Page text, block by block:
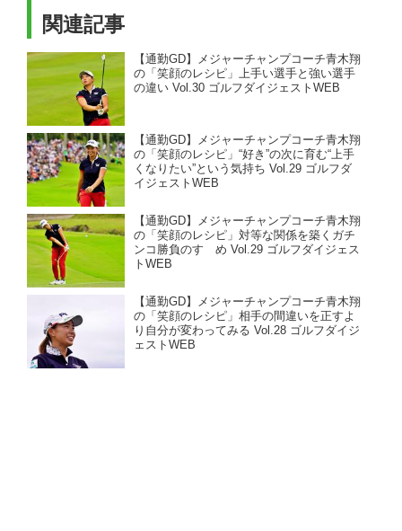
関連記事
【通勤GD】メジャーチャンプコーチ青木翔
の「笑顔のレシピ」上手い選手と強い選手
の違い Vol.30 ゴルフダイジェストWEB
【通勤GD】メジャーチャンプコーチ青木翔
の「笑顔のレシピ」“好き”の次に育む“上手
くなりたい”という気持ち Vol.29 ゴルフダ
イジェストWEB
【通勤GD】メジャーチャンプコーチ青木翔
の「笑顔のレシピ」対等な関係を築くガチ
ンコ勝負のすゝめ Vol.29 ゴルフダイジェス
トWEB
【通勤GD】メジャーチャンプコーチ青木翔
の「笑顔のレシピ」相手の間違いを正すよ
り自分が変わってみる Vol.28 ゴルフダイジ
ェストWEB